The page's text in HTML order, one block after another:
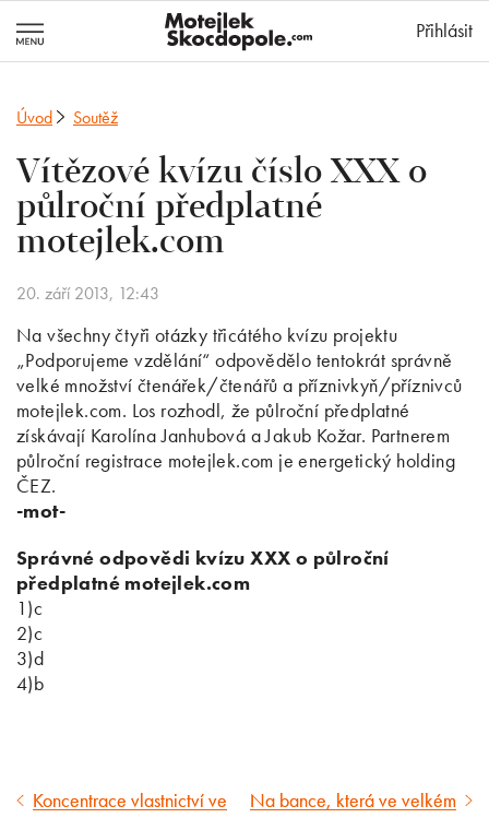
Přihlásit
Úvod Soutěž
Vítězové kvízu číslo XXX o
půlroční předplatné
motejlek.com
20. září 2013, 12:43
Na všechny čtyři otázky třicátého kvízu projektu
„Podporujeme vzdělání“ odpovědělo tentokrát správně
velké množství čtenářek/čtenářů a příznivkyň/příznivců
motejlek.com. Los rozhodl, že půlroční předplatné
získávají Karolína Janhubová a Jakub Kožar. Partnerem
půlroční registrace motejlek.com je energetický holding
ČEZ.
-mot-
Správné odpovědi kvízu XXX o půlroční
předplatné motejlek.com
1)c
2)c
3)d
4)b
Předcházející
Koncentrace vlastnictví ve
Následující
Na bance, která ve velkém